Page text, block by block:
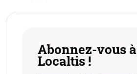
Abonnez-vous à
Localtis !